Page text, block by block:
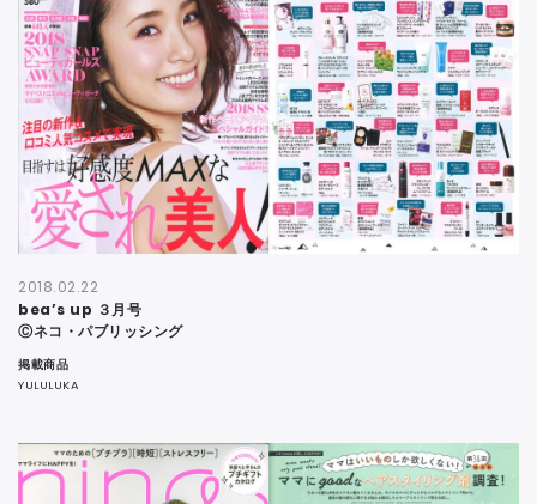
2018.02.22
bea’s up ３月号
Ⓒネコ・パブリッシング
掲載商品
YULULUKA